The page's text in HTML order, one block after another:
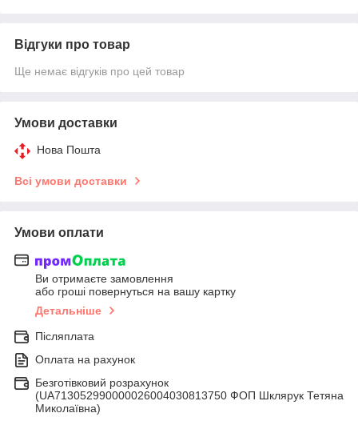
Відгуки про товар
Ще немає відгуків про цей товар
Умови доставки
Нова Пошта
Всі умови доставки
Умови оплати
Ви отримаєте замовлення
або гроші повернуться на вашу картку
Детальніше
Післяплата
Оплата на рахунок
Безготівковий розрахунок
(UA713052990000026004030813750 ФОП Шклярук Тетяна
Миколаївна)